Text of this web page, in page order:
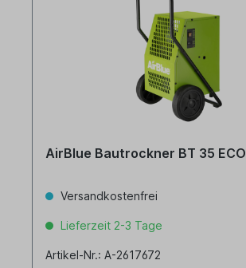
AirBlue Bautrockner BT 35 ECO
Versandkostenfrei
Lieferzeit 2-3 Tage
Artikel-Nr.: A-2617672